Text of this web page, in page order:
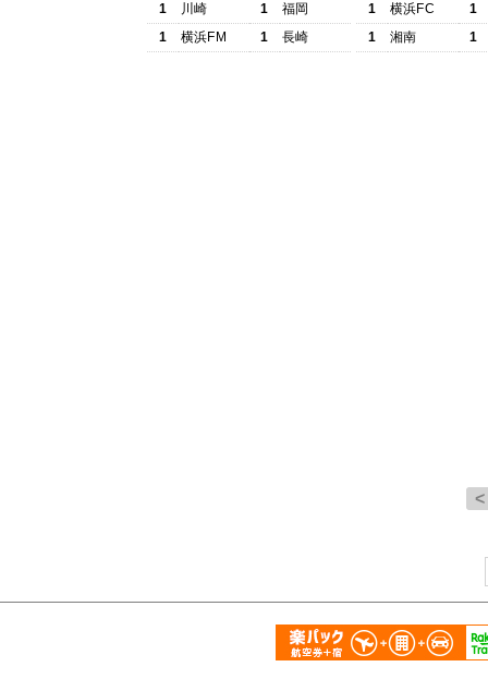
1
川崎 1
福岡
1
横浜FM 1 長崎
1
横浜FC
1
1
湘南 1